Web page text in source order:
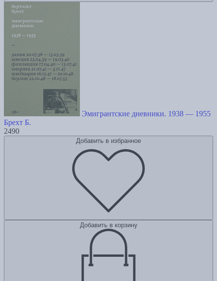
Эмигрантские дневники. 1938 — 1955
Брехт Б.
2490
Добавить в избранное
Добавить в корзину